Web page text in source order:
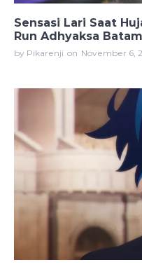
Sensasi Lari Saat
Run Adhyaksa
by Pikarenji on November 6,